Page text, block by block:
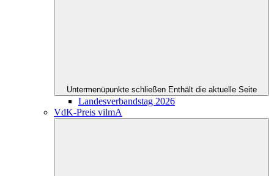
Untermenüpunkte schließen Enthält die aktuelle Seite
Landesverbandstag 2026
VdK-Preis vilmA